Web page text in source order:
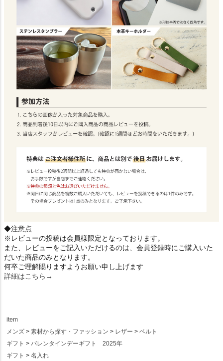
◆注意点
※レビューの投稿は会員様限定となっております。
また、レビューをご記入いただけるのは、会員登録時にご購入いた
だいた商品のみとなります。
何卒ご理解賜りますようお願い申し上げます
詳細はこちら→
item
メンズ
素材から探す・ファッション レザー
ベルト
ギフト
バレンタインデーギフト 2025年
ギフト
名入れ